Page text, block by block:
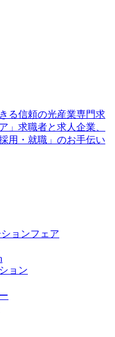
ョンフェア
ョン